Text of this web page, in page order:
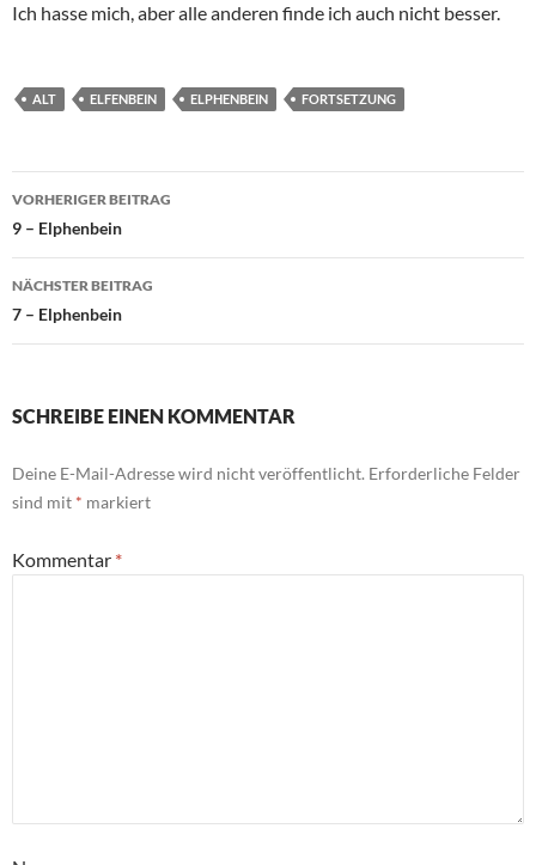
Ich hasse mich, aber alle anderen finde ich auch nicht besser.
ALT ELFENBEIN ELPHENBEIN FORTSETZUNG
Beitragsnavigation
VORHERIGER BEITRAG
9 – Elphenbein
NÄCHSTER BEITRAG
7 – Elphenbein
SCHREIBE EINEN KOMMENTAR
Deine E-Mail-Adresse wird nicht veröffentlicht. Erforderliche Felder
sind mit * markiert
Kommentar *